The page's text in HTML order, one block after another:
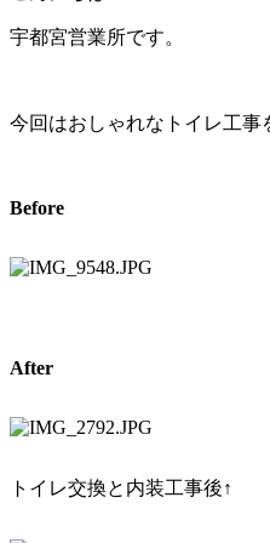
宇都宮営業所です。
今回はおしゃれなトイレ工
Before
After
トイレ交換と内装工事後↑